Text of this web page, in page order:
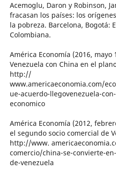
Acemoglu, Daron y Robinson,
fracasan los países: los
la pobreza. Barcelona, Bogotá:
Colombiana.
América Economía (2016,
Venezuela con China en el
http://
www.americaeconomia.com/
ue-acuerdo-llegovenezuela-
economico
América Economía (2012,
el segundo socio comercial de
http://www.
comercio/china-se-convierte-
de-venezuela